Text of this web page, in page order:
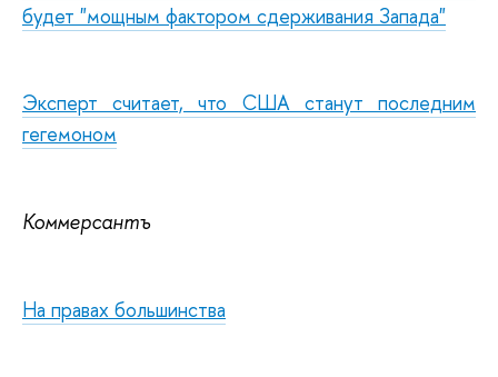
будет "мощным фактором сдерживания Запада"
Эксперт считает, что США станут последним
гегемоном
Коммерсантъ
На правах большинства